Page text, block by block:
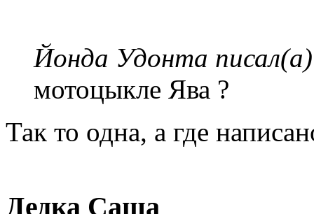
Йонда Удонта
мотоцыкле Ява ?
Так то одна, а где
Дедка Саша